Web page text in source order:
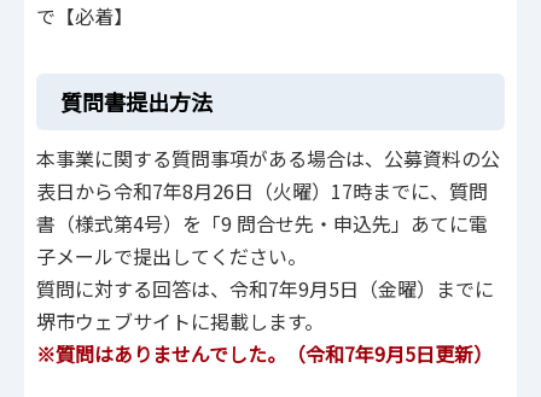
で【必着】
質問書提出方法
本事業に関する質問事項がある場合は、公募資料の公
表日から令和7年8月26日（火曜）17時までに、質問
書（様式第4号）を「9 問合せ先・申込先」あてに電
子メールで提出してください。
質問に対する回答は、令和7年9月5日（金曜）までに
堺市ウェブサイトに掲載します。
※質問はありませんでした。（令和7年9月5日更新）